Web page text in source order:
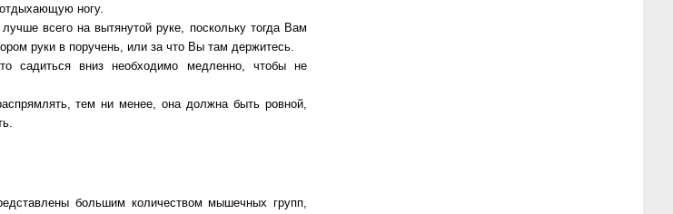
ногу.
всего на вытянутой руке, поскольку тогда Вам
руки в поручень, или за что Вы там держитесь.
садиться вниз необходимо медленно, чтобы не
тем ни менее, она должна быть ровной,
большим количеством мышечных групп,